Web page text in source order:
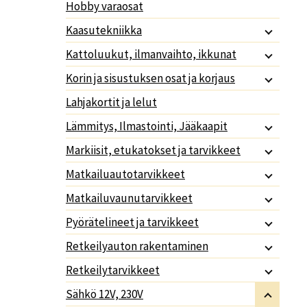
Hobby varaosat
Kaasutekniikka
Kattoluukut, ilmanvaihto, ikkunat
Korin ja sisustuksen osat ja korjaus
Lahjakortit ja lelut
Lämmitys, Ilmastointi, Jääkaapit
Markiisit, etukatokset ja tarvikkeet
Matkailuautotarvikkeet
Matkailuvaunutarvikkeet
Pyörätelineet ja tarvikkeet
Retkeilyauton rakentaminen
Retkeilytarvikkeet
Sähkö 12V, 230V